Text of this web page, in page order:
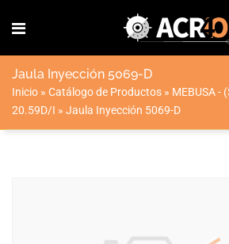
Jaula Inyección 5069-D
Inicio » Catálogo de Productos » MEBUSA -
20.59D/I » Jaula Inyección 5069-D